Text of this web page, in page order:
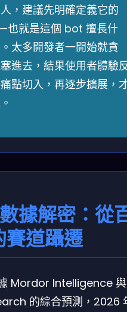
，建議先明確定義它的
也就是這個 bot 擅長什
太多開發者一開始就貪
進去，結果使用者體驗
點切入，再逐步擴展，
據解密：從
賽道躡遷
Mordor Intelligence 與
的綜合預測，2026